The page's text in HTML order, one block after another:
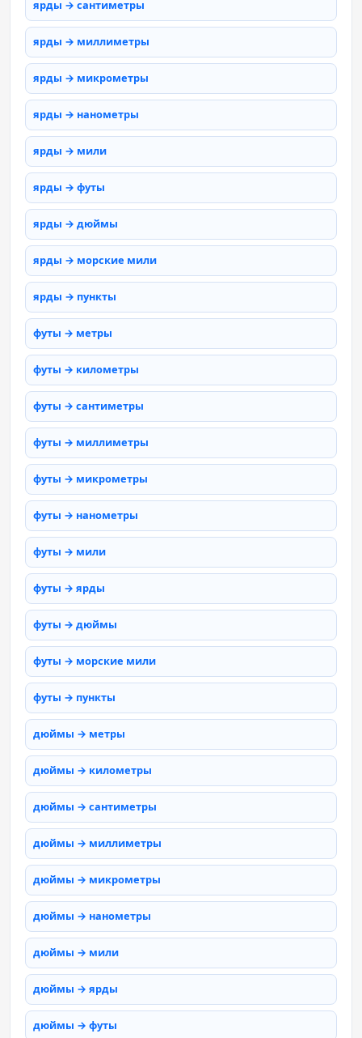
ярды → сантиметры
ярды → миллиметры
ярды → микрометры
ярды → нанометры
ярды → мили
ярды → футы
ярды → дюймы
ярды → морские мили
ярды → пункты
футы → метры
футы → километры
футы → сантиметры
футы → миллиметры
футы → микрометры
футы → нанометры
футы → мили
футы → ярды
футы → дюймы
футы → морские мили
футы → пункты
дюймы → метры
дюймы → километры
дюймы → сантиметры
дюймы → миллиметры
дюймы → микрометры
дюймы → нанометры
дюймы → мили
дюймы → ярды
дюймы → футы